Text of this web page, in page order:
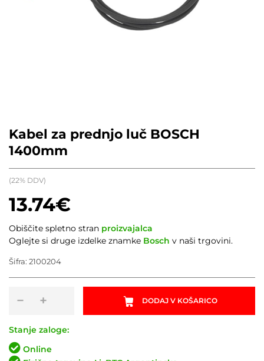
Kabel za prednjo luč BOSCH
1400mm
13.74€
(22% DDV)
−
luč
BOSCH
1400mm
+ DODAJ V KOŠARICO
Obiščite spletno stran proizvajalca
Oglejte si druge izdelke znamke Bosch v naši trgovini.
Šifra: 2100204
Stanje zaloge:
Online